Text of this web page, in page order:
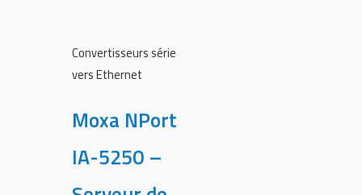
Convertisseurs série
vers Ethernet
Moxa NPort
IA-5250 –